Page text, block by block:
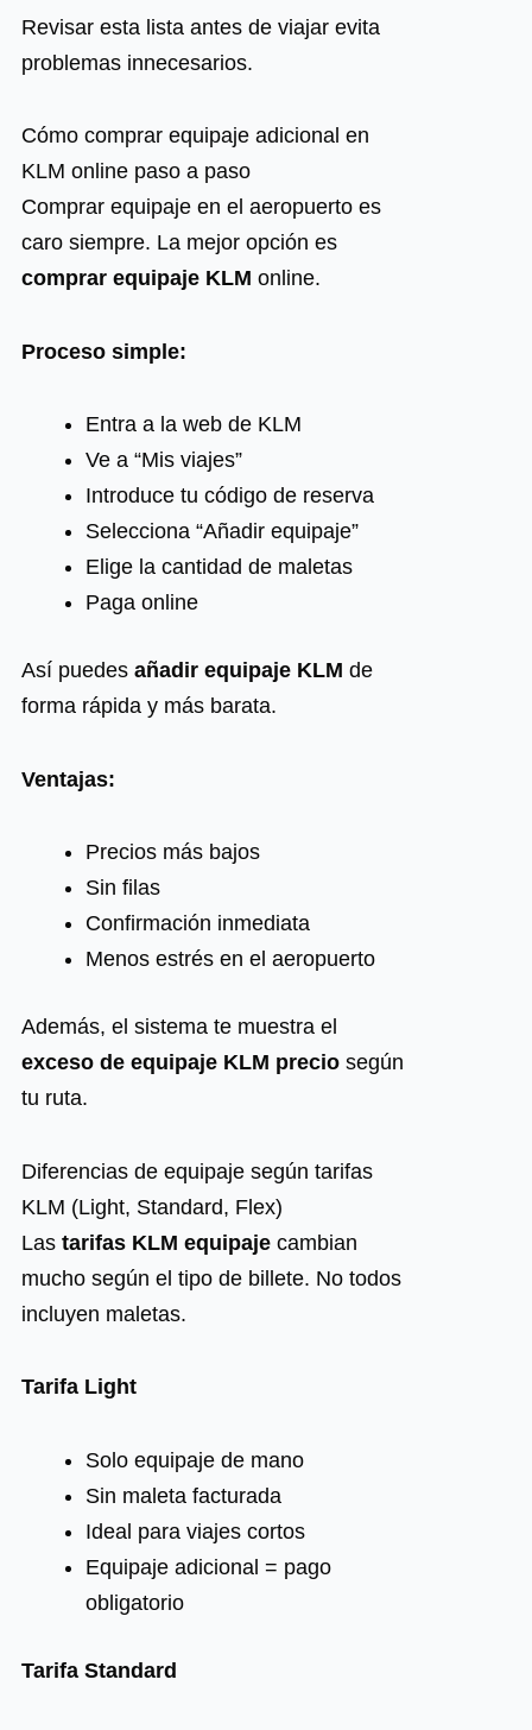
Revisar esta lista antes de viajar evita
problemas innecesarios.
Cómo comprar equipaje adicional en
KLM online paso a paso
Comprar equipaje en el aeropuerto es
caro siempre. La mejor opción es
comprar equipaje KLM online.
Proceso simple:
Entra a la web de KLM
Ve a “Mis viajes”
Introduce tu código de reserva
Selecciona “Añadir equipaje”
Elige la cantidad de maletas
Paga online
Así puedes añadir equipaje KLM de
forma rápida y más barata.
Ventajas:
Precios más bajos
Sin filas
Confirmación inmediata
Menos estrés en el aeropuerto
Además, el sistema te muestra el
exceso de equipaje KLM preciosegún
tu ruta.
Diferencias de equipaje según tarifas
KLM (Light, Standard, Flex)
Las tarifas KLM equipajecambian
mucho según el tipo de billete. No todos
incluyen maletas.
Tarifa Light
Solo equipaje de mano
Sin maleta facturada
Ideal para viajes cortos
Equipaje adicional = pago
obligatorio
Tarifa Standard